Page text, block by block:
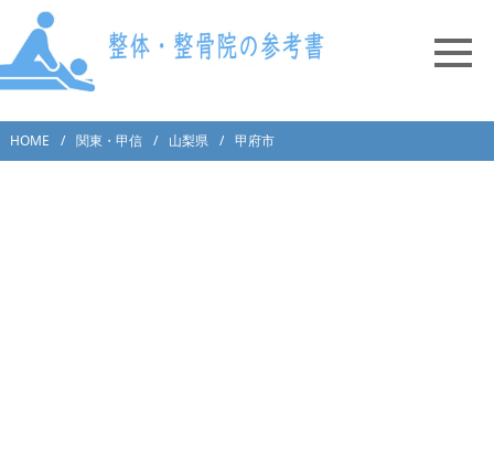
HOME 関東・甲信 山梨県 甲府市